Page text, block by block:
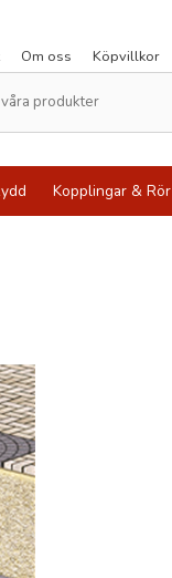
Om oss Köpvillkor
Kopplingar & Rör